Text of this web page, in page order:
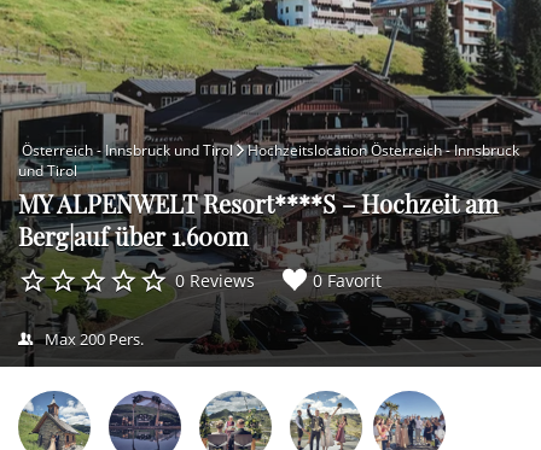
Österreich - Innsbruck und Tirol Hochzeitslocation Österreich - Innsbruck
und Tirol
MY ALPENWELT Resort****S – Hochzeit am
Berg|auf über 1.600m
0 Reviews 0 Favorit
Max 200 Pers.